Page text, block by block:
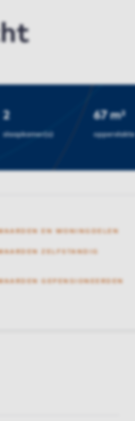
2
slaapkamer(s)
67 m²
oppervlakte
EN WONINGDELEN
ZELFSTANDIG
GEPENSIONEERDEN